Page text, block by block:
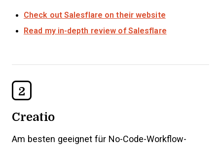
Check out Salesflare on their website
Read my in-depth review of Salesflare
2
Creatio
Am besten geeignet für No-Code-Workflow-